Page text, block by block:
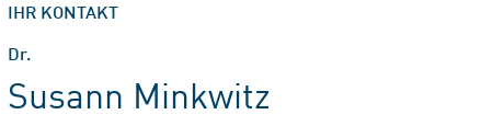
IHR KONTAKT
Dr.
Susann Minkwitz